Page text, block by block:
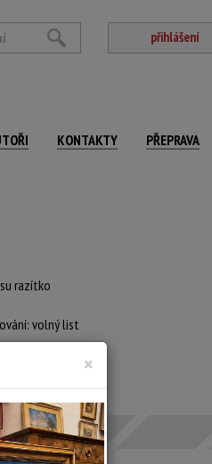
přihlášení
KONTAKTY PŘEPRAVA
razítko
volný list
SELČ
×